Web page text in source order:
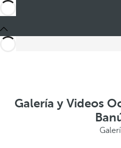
Galería y Videos